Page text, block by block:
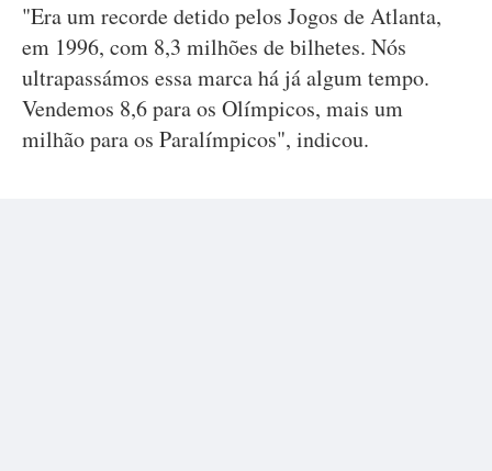
"Era um recorde detido pelos Jogos de Atlanta,
em 1996, com 8,3 milhões de bilhetes. Nós
ultrapassámos essa marca há já algum tempo.
Vendemos 8,6 para os Olímpicos, mais um
milhão para os Paralímpicos", indicou.